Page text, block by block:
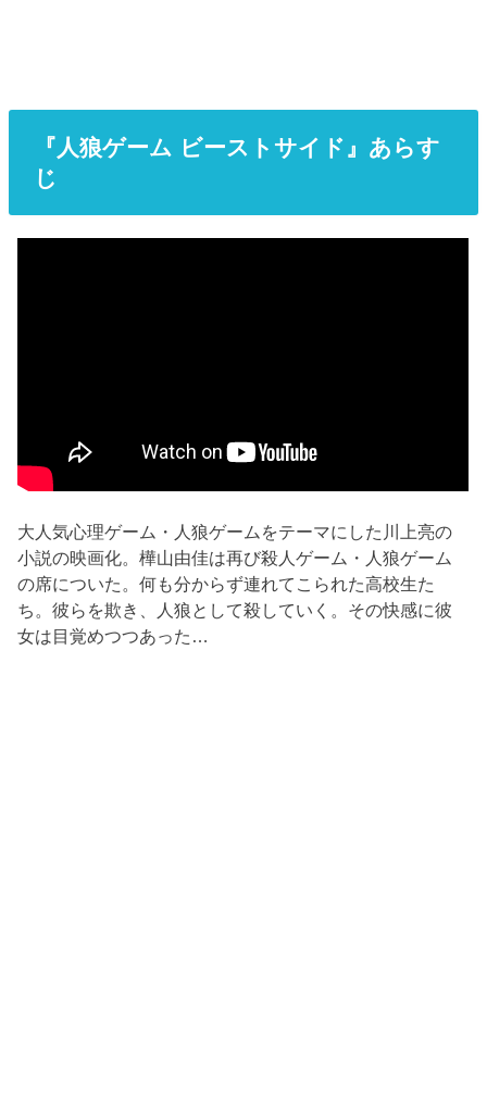
『人狼ゲーム ビーストサイド』あらす
じ
大人気心理ゲーム・人狼ゲームをテーマにした川上亮の
小説の映画化。樺山由佳は再び殺人ゲーム・人狼ゲーム
の席についた。何も分からず連れてこられた高校生た
ち。彼らを欺き、人狼として殺していく。その快感に彼
女は目覚めつつあった…